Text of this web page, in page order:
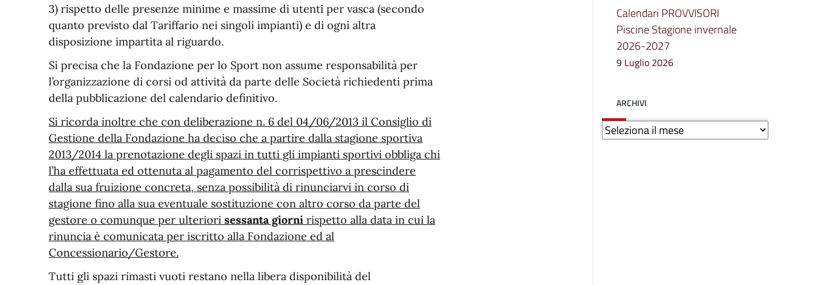
3) rispetto delle presenze minime e massime di utenti per vasca (secondo
quanto previsto dal Tariffario nei singoli impianti) e di ogni altra
disposizione impartita al riguardo.
Si precisa che la Fondazione per lo Sport non assume responsabilità per
l’organizzazione di corsi od attività da parte delle Società richiedenti prima
della pubblicazione del calendario definitivo.
Si ricorda inoltre che con deliberazione n. 6 del 04/06/2013 il Consiglio di
Gestione della Fondazione ha deciso che a partire dalla stagione sportiva
2013/2014 la prenotazione degli spazi in tutti gli impianti sportivi obbliga chi
l’ha effettuata ed ottenuta al pagamento del corrispettivo a prescindere
dalla sua fruizione concreta, senza possibilità di rinunciarvi in corso di
stagione fino alla sua eventuale sostituzione con altro corso da parte del
gestore o comunque per ulteriori sessanta giorni rispetto alla data in cui la
rinuncia è comunicata per iscritto alla Fondazione ed al
Concessionario/Gestore.
Tutti gli spazi rimasti vuoti restano nella libera disponibilità del
Calendari PROVVISORI
Piscine Stagione invernale
2026-2027
9 Luglio 2026
ARCHIVI
Archivi